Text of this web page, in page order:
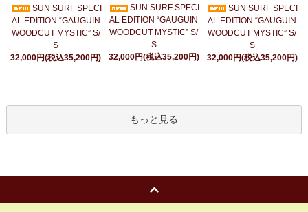
SUN SURF SPECI
AL EDITION “GAUGUIN
WOODCUT MYSTIC” S/
S
32,000円(税込35,200円)
SUN SURF SPECI
AL EDITION “GAUGUIN
WOODCUT MYSTIC” S/
S
32,000円(税込35,200円)
SUN SURF SPECI
AL EDITION “GAUGUIN
WOODCUT MYSTIC” S/
S
32,000円(税込35,200円)
もっと見る